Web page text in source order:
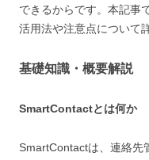
できるからです。本記事
活用法や注意点について
基礎知識・概要解説
SmartContactとは何か
SmartContactは、連絡先